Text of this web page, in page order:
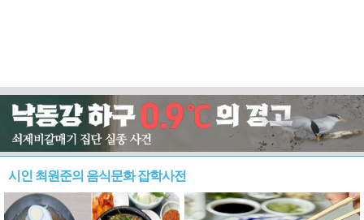
시인 최원준의 음식문화 잡학사전